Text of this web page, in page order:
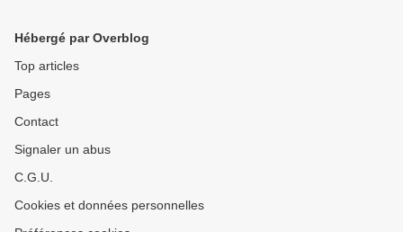
Hébergé par Overblog
Top articles
Pages
Contact
Signaler un abus
C.G.U.
Cookies et données personnelles